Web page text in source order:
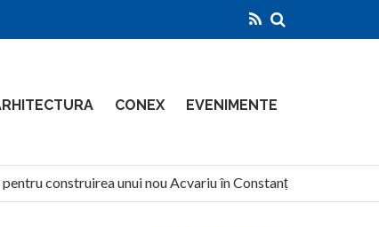
CONEX EVENIMENTE
construirea unui nou Acvariu în Constanța